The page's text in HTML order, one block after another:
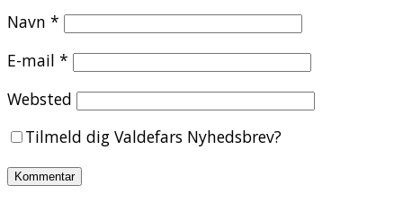
Navn *
E-mail *
Websted
Tilmeld dig Valdefars Nyhedsbrev?